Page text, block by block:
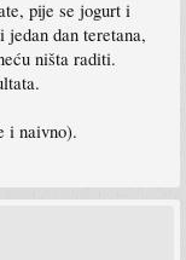
pije se jogurt i
dan teretana,
ništa raditi.
i naivno).